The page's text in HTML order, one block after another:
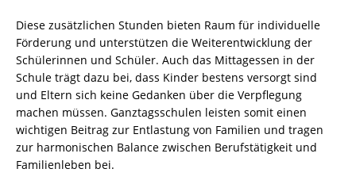
Diese zusätzlichen Stunden bieten Raum für individuelle
Förderung und unterstützen die Weiterentwicklung der
Schülerinnen und Schüler. Auch das Mittagessen in der
Schule trägt dazu bei, dass Kinder bestens versorgt sind
und Eltern sich keine Gedanken über die Verpflegung
machen müssen. Ganztagsschulen leisten somit einen
wichtigen Beitrag zur Entlastung von Familien und tragen
zur harmonischen Balance zwischen Berufstätigkeit und
Familienleben bei.